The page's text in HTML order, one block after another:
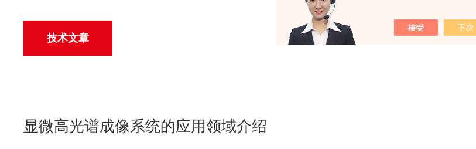
技术文章
显微高光谱成像系统的应用领域介绍